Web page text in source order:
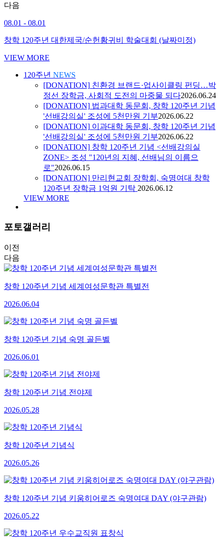
다음
08.01 - 08.01
창학 120주년 대한제국/순헌황귀비 학술대회 (날짜미정)
VIEW MORE
120주년 NEWS
[DONATION] 친환경 브랜드·업사이클링 펀딩…박
정선 장학금, 사회적 도전의 마중물 되다2026.06.24
[DONATION] 법과대학 동문회, 창학 120주년 기념
'선배강의실' 조성에 5천만원 기부2026.06.22
[DONATION] 이과대학 동문회, 창학 120주년 기념
'선배강의실' 조성에 5천만원 기부2026.06.22
[DONATION] 창학 120주년 기념 <선배강의실
ZONE> 조성 "120년의 지혜, 선배님의 이름으
로"2026.06.15
[DONATION] 만리현교회 장학회, 숙명여대 창학
120주년 장학금 1억원 기탁 2026.06.12
VIEW MORE
포토갤러리
이전
다음
창학 120주년 기념 세계여성문학관 특별전
2026.06.04
창학 120주년 기념 숙명 골든벨
2026.06.01
창학 120주년 기념 전야제
2026.05.28
창학 120주년 기념식
2026.05.26
창학 120주년 기념 키움히어로즈 숙명여대 DAY (야구관람)
2026.05.22